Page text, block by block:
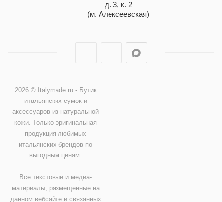
д. 3, к. 2
(м. Алексеевская)
2026 © Italymade.ru - Бутик
итальянских сумок и
аксессуаров из натуральной
кожи. Только оригинальная
продукция любимых
итальянских брендов по
выгодным ценам.
Все текстовые и медиа-
материалы, размещенные на
данном вебсайте и связанных